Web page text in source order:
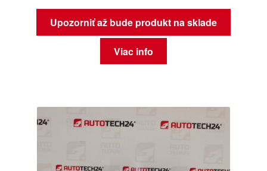
Upozorniť až bude produkt na sklade
Viac info